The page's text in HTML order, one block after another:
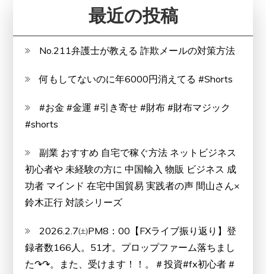
最近の投稿
No.211弁護士が教える 詐欺メールの対策方法
何もしてないのに年6000円消えてる #Shorts
#お金 #金運 #引き寄せ #財布 #財布マジック
#shorts
副業 おすすめ 自宅で稼ぐ方法 ネットビジネス
初心者や 未経験の方に 中国輸入 物販 ビジネス 成
功者 マインド 在宅中国貿易 実践者の声 間山さん×
鈴木正行 対談シリーズ
2026.2.7㈯PM8：00【FXライブ振り返り】登
録者数166人。51才。プロップファーム落ちまし
た↷↷。また、受けます！！。＃投資#fx初心者 #